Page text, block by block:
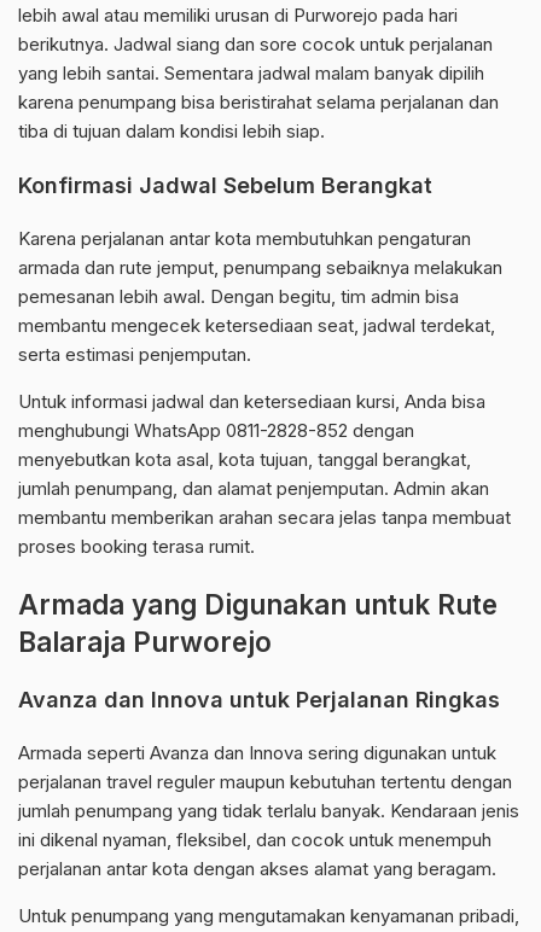
lebih awal atau memiliki urusan di Purworejo pada hari
berikutnya. Jadwal siang dan sore cocok untuk perjalanan
yang lebih santai. Sementara jadwal malam banyak dipilih
karena penumpang bisa beristirahat selama perjalanan dan
tiba di tujuan dalam kondisi lebih siap.
Konfirmasi Jadwal Sebelum Berangkat
Karena perjalanan antar kota membutuhkan pengaturan
armada dan rute jemput, penumpang sebaiknya melakukan
pemesanan lebih awal. Dengan begitu, tim admin bisa
membantu mengecek ketersediaan seat, jadwal terdekat,
serta estimasi penjemputan.
Untuk informasi jadwal dan ketersediaan kursi, Anda bisa
menghubungi WhatsApp 0811-2828-852 dengan
menyebutkan kota asal, kota tujuan, tanggal berangkat,
jumlah penumpang, dan alamat penjemputan. Admin akan
membantu memberikan arahan secara jelas tanpa membuat
proses booking terasa rumit.
Armada yang Digunakan untuk Rute
Balaraja Purworejo
Avanza dan Innova untuk Perjalanan Ringkas
Armada seperti Avanza dan Innova sering digunakan untuk
perjalanan travel reguler maupun kebutuhan tertentu dengan
jumlah penumpang yang tidak terlalu banyak. Kendaraan jenis
ini dikenal nyaman, fleksibel, dan cocok untuk menempuh
perjalanan antar kota dengan akses alamat yang beragam.
Untuk penumpang yang mengutamakan kenyamanan pribadi,